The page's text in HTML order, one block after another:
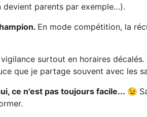
parents par exemple…).
En mode compétition, la
surtout en horaires
que je partage souvent avec les
ce n'est pas toujours facile... 😉